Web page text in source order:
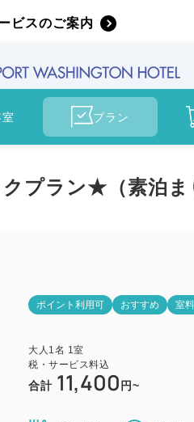
ビスのご案内
プラン
プラン★（素泊ま
ポイント利用可 おすすめ 室
大人 1名 1室
税・サービス料込
合計 11,400 円~